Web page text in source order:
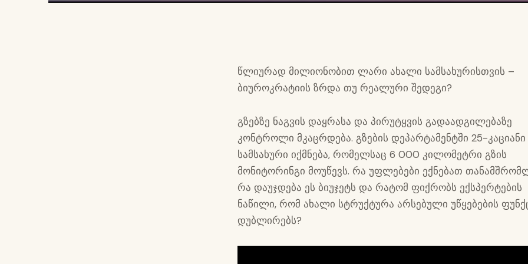
წლიურად მილიონობით ლარი ახალი სამსახურისთვის –
ბიუროკრატიის ზრდა თუ რეალური შედეგი?
გზებზე ნაგვის დაყრასა და პირუტყვის გადაადგილებაზე
კონტროლი მკაცრდება. გზების დეპარტამენტში 25-კაციანი
სამსახური იქმნება, რომელსაც 6 000 კილომეტრი გზის
მონიტორინგი მოუწევს. რა უფლებები ექნებათ
რა დაუჯდება ეს ბიუჯეტს და რატომ ფიქრობს ექსპერტების
ნაწილი, რომ ახალი სტრუქტურა არსებული უწყებების
დუბლირებს?